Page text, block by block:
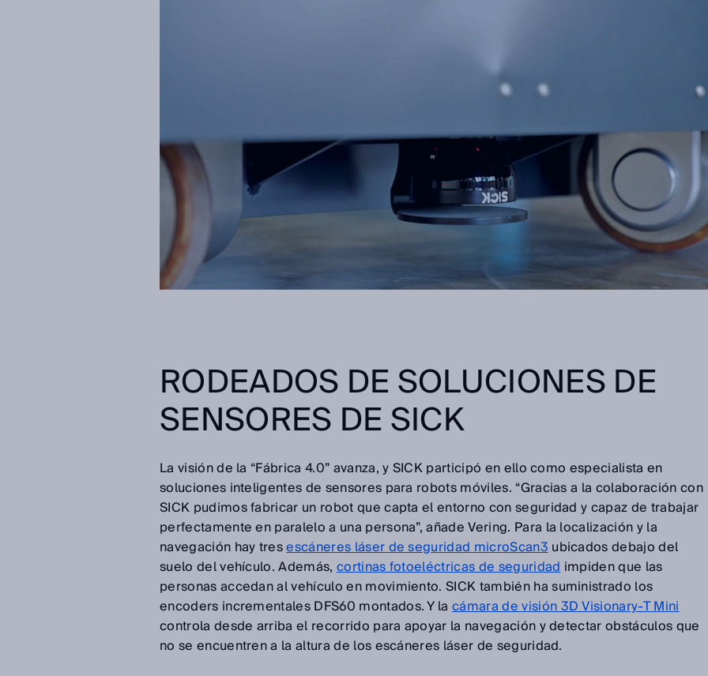
RODEADOS DE SOLUCIONES DE
SENSORES DE SICK
La visión de la “Fábrica 4.0” avanza, y SICK participó en ello como especialista en
soluciones inteligentes de sensores para robots móviles. “Gracias a la colaboración con
SICK pudimos fabricar un robot que capta el entorno con seguridad y capaz de trabajar
perfectamente en paralelo a una persona”, añade Vering. Para la localización y la
navegación hay tresescáneres láser de seguridad microScan3ubicados debajo del
suelo del vehículo. Además, cortinas fotoeléctricas de seguridadimpiden que las
personas accedan al vehículo en movimiento. SICK también ha suministrado los
encoders incrementales DFS60 montados. Y lacámara de visión 3D Visionary-T Mini
controla desde arriba el recorrido para apoyar la navegación y detectar obstáculos que
no se encuentren a la altura de los escáneres láser de seguridad.